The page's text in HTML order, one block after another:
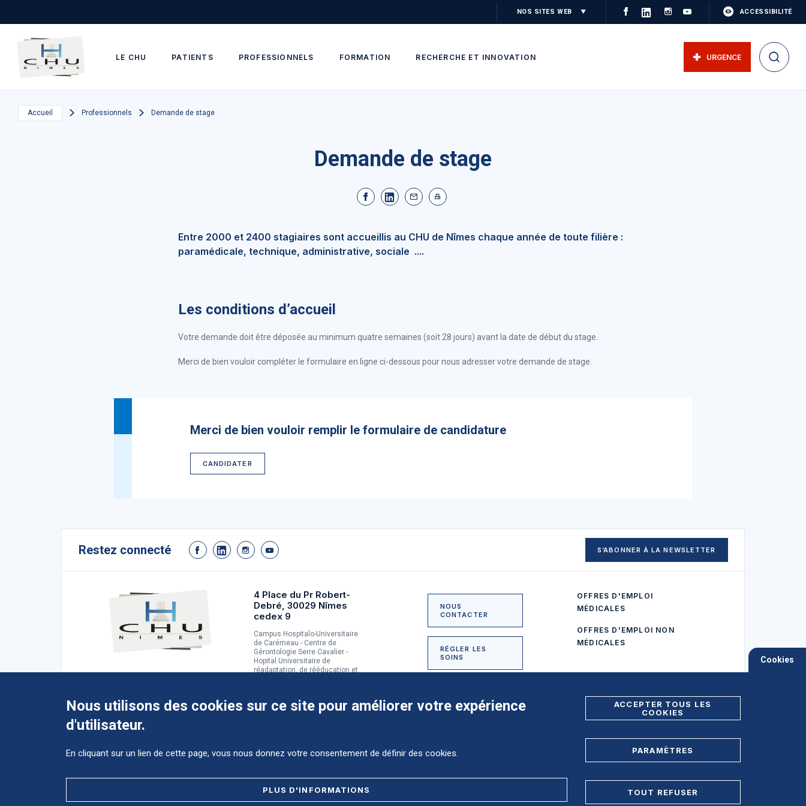
LE CHU PATIENTS PROFESSIONNELS FORMATION RECHERCHE ET INNOVATION
NOS SITES WEB ACCESSIBILITÉ
URGENCE
Accueil Professionnels Demande de stage
Demande de stage
Entre 2000 et 2400 stagiaires sont accueillis au CHU de Nîmes chaque année de toute filière :
paramédicale, technique, administrative, sociale ....
Les conditions d’accueil
Votre demande doit être déposée au minimum quatre semaines (soit 28 jours) avant la date de début du stage.
Merci de bien vouloir compléter le formulaire en ligne ci-dessous pour nous adresser votre demande de stage.
Merci de bien vouloir remplir le formulaire de candidature
CANDIDATER
Restez connecté S’ABONNER À LA NEWSLETTER
4 Place du Pr Robert-
Debré, 30029 Nîmes
cedex 9
Campus Hospitalo-Universitaire
de Carémeau - Centre de
Gérontologie Serre Cavalier -
Hopital Universitaire de
réadaptation, de rééducation et
NOUS
CONTACTER
RÉGLER LES
SOINS
OFFRES D'EMPLOI
MÉDICALES
OFFRES D'EMPLOI NON
MÉDICALES
Accéder au CHU et ses différents
Comment préparer mon
Foire aux Questions (FAQ)
Cookies
Nous utilisons des cookies sur ce site pour améliorer votre expérience
d'utilisateur.
En cliquant sur un lien de cette page, vous nous donnez votre consentement de définir des cookies.
PLUS D'INFORMATIONS
ACCEPTER TOUS LES
COOKIES
PARAMÈTRES
TOUT REFUSER